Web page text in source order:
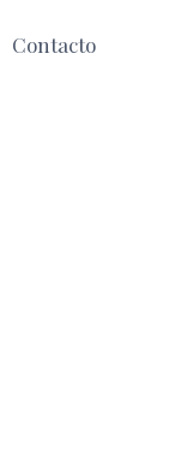
Contacto